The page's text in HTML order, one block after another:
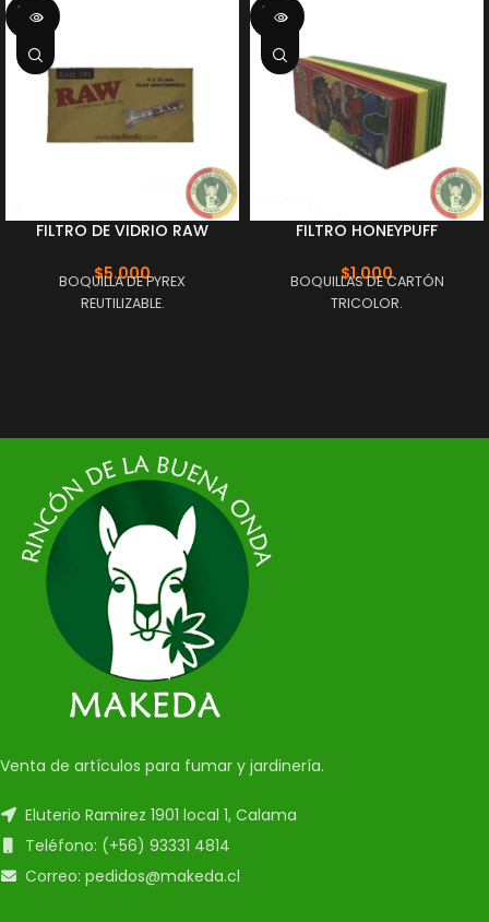
SOLD
OUT
FILTRO DE VIDRIO RAW
$5.000
BOQUILLA DE PYREX
REUTILIZABLE.
SOLD
OUT
FILTRO HONEYPUFF
$1.000
BOQUILLAS DE CARTÓN
TRICOLOR.
Venta de artículos para fumar y jardinería.
Eluterio Ramirez 1901 local 1, Calama
Teléfono: (+56) 93331 4814
Correo: pedidos@makeda.cl